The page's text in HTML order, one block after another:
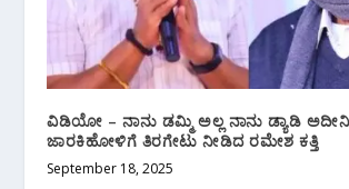
ವಿಡಿಯೋ – ನಾನು ಡಮ್ಮಿ ಅಲ್ಲ ನಾನು ಡ್ಯಾಡಿ
ಜಾರಕಿಹೋಳಿಗೆ ತಿರಗೇಟು ನೀಡಿದ ರಮೇಶ ಕತ್ತಿ
September 18, 2025